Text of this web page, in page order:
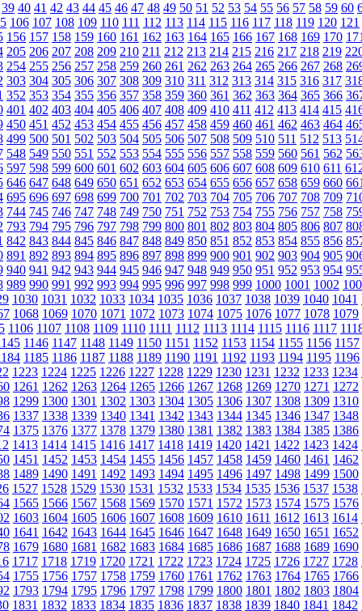
39 40 41 42 43 44 45 46 47 48 49 50 51 52 53 54 55 56 57 58 59 60
106 107 108 109 110 111 112 113 114 115 116 117 118 119 120 121
156 157 158 159 160 161 162 163 164 165 166 167 168 169 170
205 206 207 208 209 210 211 212 213 214 215 216 217 218 219
254 255 256 257 258 259 260 261 262 263 264 265 266 267 268
303 304 305 306 307 308 309 310 311 312 313 314 315 316 317
352 353 354 355 356 357 358 359 360 361 362 363 364 365 366
401 402 403 404 405 406 407 408 409 410 411 412 413 414 415
450 451 452 453 454 455 456 457 458 459 460 461 462 463 464
499 500 501 502 503 504 505 506 507 508 509 510 511 512 513
548 549 550 551 552 553 554 555 556 557 558 559 560 561 562
597 598 599 600 601 602 603 604 605 606 607 608 609 610 611
646 647 648 649 650 651 652 653 654 655 656 657 658 659 660
695 696 697 698 699 700 701 702 703 704 705 706 707 708 709
744 745 746 747 748 749 750 751 752 753 754 755 756 757 758
793 794 795 796 797 798 799 800 801 802 803 804 805 806 807
842 843 844 845 846 847 848 849 850 851 852 853 854 855 856
891 892 893 894 895 896 897 898 899 900 901 902 903 904 905
940 941 942 943 944 945 946 947 948 949 950 951 952 953 954
989 990 991 992 993 994 995 996 997 998 999 1000 1001 1002
1030 1031 1032 1033 1034 1035 1036 1037 1038 1039 1040 1041
1068 1069 1070 1071 1072 1073 1074 1075 1076 1077 1078 1079
1106 1107 1108 1109 1110 1111 1112 1113 1114 1115 1116 1117
1146 1147 1148 1149 1150 1151 1152 1153 1154 1155 1156 1157
1185 1186 1187 1188 1189 1190 1191 1192 1193 1194 1195 1196
1223 1224 1225 1226 1227 1228 1229 1230 1231 1232 1233 1234
1261 1262 1263 1264 1265 1266 1267 1268 1269 1270 1271 1272
1299 1300 1301 1302 1303 1304 1305 1306 1307 1308 1309 1310
1337 1338 1339 1340 1341 1342 1343 1344 1345 1346 1347 1348
1375 1376 1377 1378 1379 1380 1381 1382 1383 1384 1385 1386
1413 1414 1415 1416 1417 1418 1419 1420 1421 1422 1423 1424
1451 1452 1453 1454 1455 1456 1457 1458 1459 1460 1461 1462
1489 1490 1491 1492 1493 1494 1495 1496 1497 1498 1499 1500
1527 1528 1529 1530 1531 1532 1533 1534 1535 1536 1537 1538
1565 1566 1567 1568 1569 1570 1571 1572 1573 1574 1575 1576
1603 1604 1605 1606 1607 1608 1609 1610 1611 1612 1613 1614
1641 1642 1643 1644 1645 1646 1647 1648 1649 1650 1651 1652
1679 1680 1681 1682 1683 1684 1685 1686 1687 1688 1689 1690
1717 1718 1719 1720 1721 1722 1723 1724 1725 1726 1727 1728
1755 1756 1757 1758 1759 1760 1761 1762 1763 1764 1765 1766
1793 1794 1795 1796 1797 1798 1799 1800 1801 1802 1803 1804
1831 1832 1833 1834 1835 1836 1837 1838 1839 1840 1841 1842